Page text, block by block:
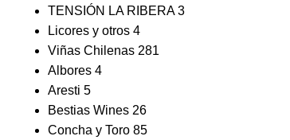
TENSIÓN LA RIBERA 3
Licores y otros 4
Viñas Chilenas 281
Albores 4
Aresti 5
Bestias Wines 26
Concha y Toro 85